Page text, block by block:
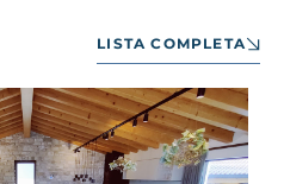
LISTA COMPLETA